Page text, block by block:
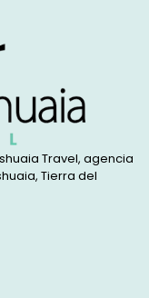
Travel, agencia
Tierra del